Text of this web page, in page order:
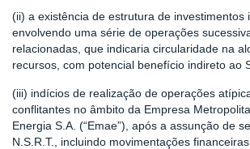
(ii) a existência de estrutura de investimentos
envolvendo uma série de operações
relacionadas, que indicaria circularidade na
recursos, com potencial benefício indireto ao
(iii) indícios de realização de operações
conflitantes no âmbito da Empresa
Energia S.A. (“Emae”), após a assunção de
N.S.R.T., incluindo movimentações